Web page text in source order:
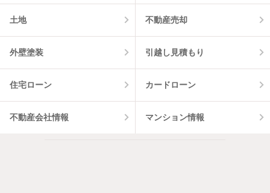
土地 不動産売却
外壁塗装 引越し見積もり
住宅ローン カードローン
不動産会社情報 マンション情報